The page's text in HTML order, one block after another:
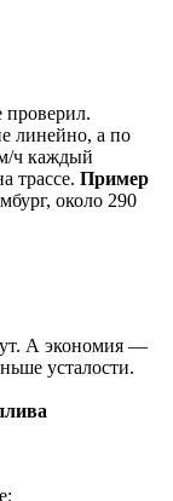
проверил.
линейно, а по
ч каждый
трассе. Пример
около 290
А экономия —
усталости.